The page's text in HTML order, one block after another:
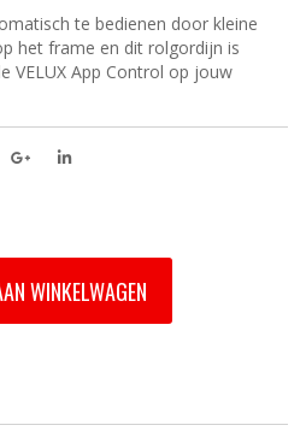
te bedienen door kleine
het frame en dit rolgordijn is
VELUX App Control op jouw
WINKELWAGEN